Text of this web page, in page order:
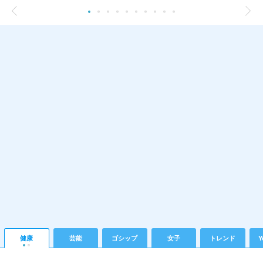
健康 芸能 ゴシップ 女子 トレンド